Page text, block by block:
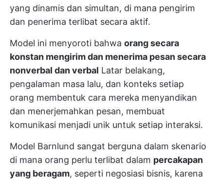
yang dinamis dan simultan, di mana pengirim
dan penerima terlibat secara aktif.
Model ini menyoroti bahwa orang secara
konstan mengirim dan menerima pesan secara
nonverbal dan verbal Latar belakang,
pengalaman masa lalu, dan konteks setiap
orang membentuk cara mereka menyandikan
dan menerjemahkan pesan, membuat
komunikasi menjadi unik untuk setiap interaksi.
Model Barnlund sangat berguna dalam skenario
di mana orang perlu terlibat dalam percakapan
yang beragam, seperti negosiasi bisnis, karena